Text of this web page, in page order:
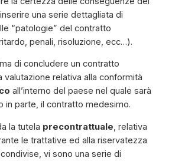
una serie dettagliata di
“patologie” del contratto
penali, risoluzione, ecc…).
di concludere un contratto
valutazione relativa alla conformità
all’interno del paese nel quale sarà
in parte, il contratto medesimo.
la tutela precontrattuale , relativa
le trattative ed alla riservatezza
vi sono una serie di